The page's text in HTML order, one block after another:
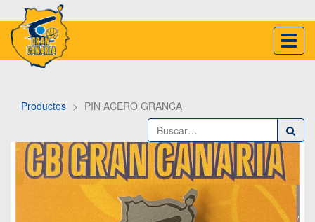
Productos PIN ACERO GRANCA